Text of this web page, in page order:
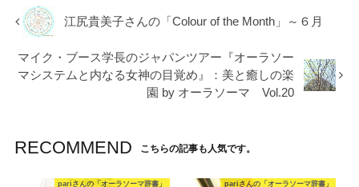
江尻貴美子さんの「Colour of the Month」～６月
マイク・ブース学長のジャパンツアー『オーラソー
マシステムと内なる女神の目覚め』：美と癒しの楽
園 by オーラソーマ Vol.20
RECOMMEND こちらの記事も人気です。
pariさんの「オーラソーマ辞書」 pariさんの「オーラソーマ辞書」